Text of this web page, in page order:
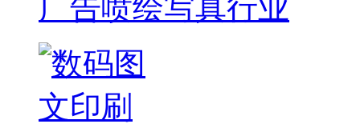
广告喷绘写真行业